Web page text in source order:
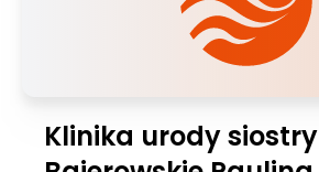
Klinika urody siostry